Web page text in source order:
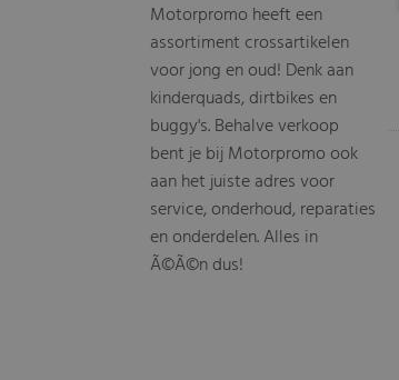
Motorpromo heeft een
assortiment crossartikelen
voor jong en oud! Denk aan
kinderquads, dirtbikes en
buggy's. Behalve verkoop
bent je bij Motorpromo ook
aan het juiste adres voor
service, onderhoud, reparaties
en onderdelen. Alles in
Ã©Ã©n dus!